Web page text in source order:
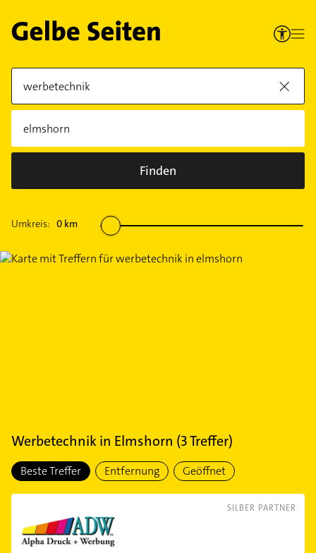
Finden
Umkreis: 0 km
Werbetechnikin Elmshorn (3Treffer)
Beste Treffer Entfernung Geöffnet
SILBER PARTNER